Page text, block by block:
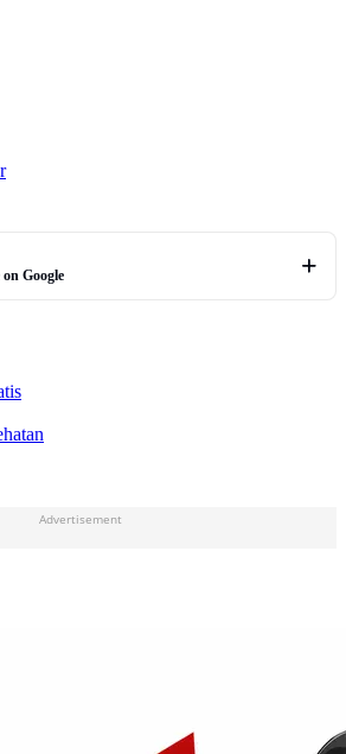
Google
Advertisement